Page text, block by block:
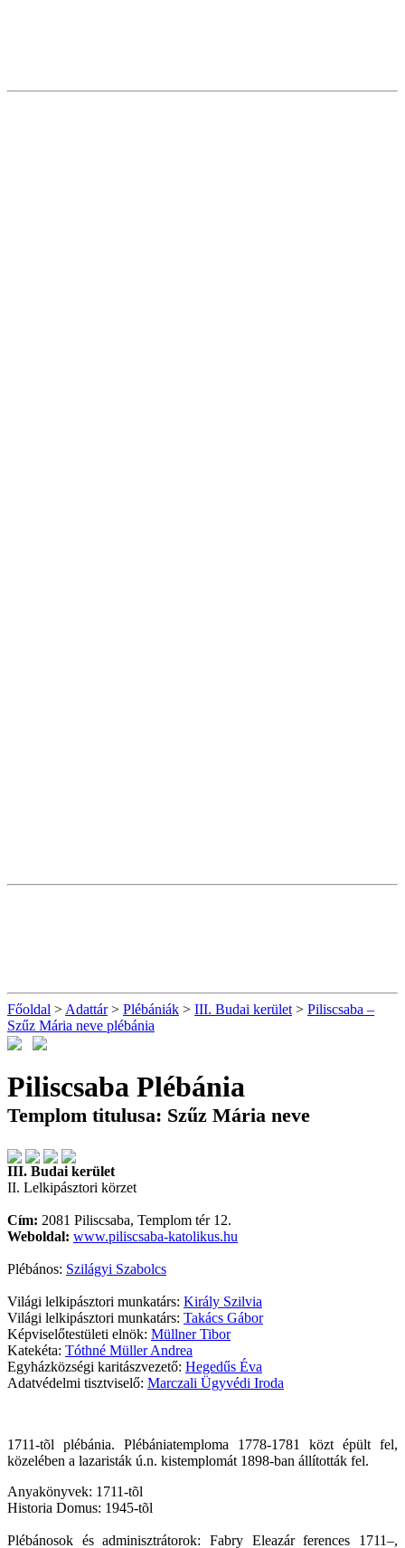
Főoldal > Adattár> Plébániák > III. Budai kerület > Piliscsaba –
Szűz Mária neve plébánia
Piliscsaba Plébánia
Templom titulusa: Szűz Mária neve
III. Budai kerület
II. Lelkipásztori körzet
Cím: 2081 Piliscsaba, Templom tér 12.
Weboldal: www.piliscsaba-katolikus.hu
Plébános: Szilágyi Szabolcs
Világi lelkipásztori munkatárs: Király Szilvia
Világi lelkipásztori munkatárs: Takács Gábor
Képviselőtestületi elnök: Müllner Tibor
Katekéta: Tóthné Müller Andrea
Egyházközségi karitászvezető: Hegedűs Éva
Adatvédelmi tisztviselő: Marczali Ügyvédi Iroda
1711-tõl plébánia. Plébániatemploma 1778-1781 közt épült fel,
közelében a lazaristák ú.n. kistemplomát 1898-ban állították fel.
Anyakönyvek: 1711-tõl
Historia Domus: 1945-tõl
Plébánosok és adminisztrátorok: Fabry Eleazár ferences 1711–,